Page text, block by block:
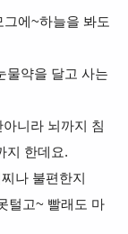
그에~하늘을 봐도
물약을 달고 사는
니라 뇌까지 침
지 한데요.
나 불편한지
털고~ 빨래도 마